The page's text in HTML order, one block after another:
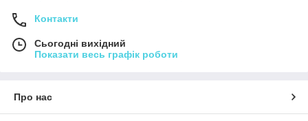
Контакти
Сьогодні вихідний
Показати весь графік роботи
Про нас